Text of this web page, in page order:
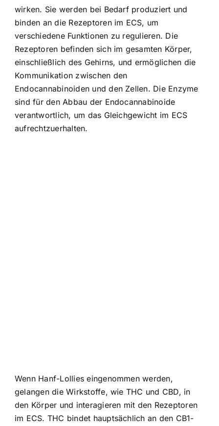
wirken. Sie werden bei Bedarf produziert und
binden an die Rezeptoren im ECS, um
verschiedene Funktionen zu regulieren. Die
Rezeptoren befinden sich im gesamten Körper,
einschließlich des Gehirns, und ermöglichen die
Kommunikation zwischen den
Endocannabinoiden und den Zellen. Die Enzyme
sind für den Abbau der Endocannabinoide
verantwortlich, um das Gleichgewicht im ECS
aufrechtzuerhalten.
Wenn Hanf-Lollies eingenommen werden,
gelangen die Wirkstoffe, wie THC und CBD, in
den Körper und interagieren mit den Rezeptoren
im ECS. THC bindet hauptsächlich an den CB1-